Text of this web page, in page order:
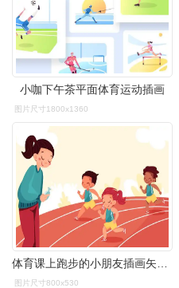
小咖下午茶平面体育运动插画
图片尺寸1800x1360
图片尺寸800x530